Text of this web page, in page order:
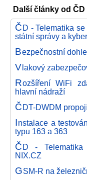
Další články od ČD
ČD - Telematika
státní správy a
Bezpečnostní
Vlakový
Rozšíření WiFi
hlavní nádraží
ČDT-DWDM
Instalace a
typu 163 a 363
ČD - Telematika
NIX.CZ
GSM-R na